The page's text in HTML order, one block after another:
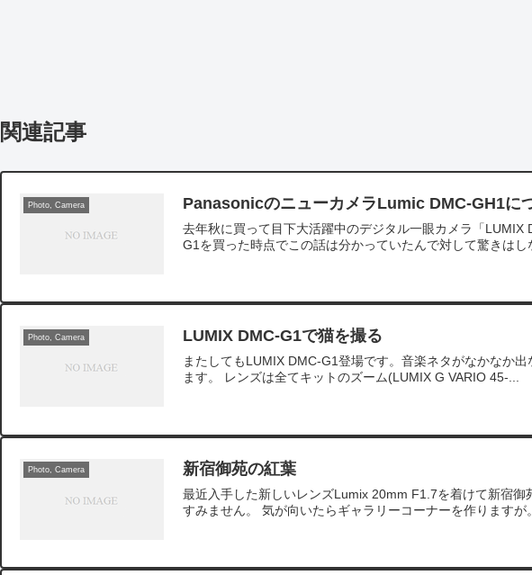
関連記事
Photo, Camera PanasonicのニューカメラLumic DMC-GH1に
去年秋に買って目下大活躍中のデジタル一眼カメラ「
G1を買った時点でこの話は分かっていたんで対して驚きはし
Photo, Camera LUMIX DMC-G1で猫を撮る
またしてもLUMIX DMC-G1登場です。音楽ネタがなかなか
ます。 レンズは全てキットのズーム(LUMIX G VARIO 45-...
Photo, Camera 新宿御苑の紅葉
最近入手した新しいレンズLumix 20mm F1.7を着けて新宿
すみません。 気が向いたらギャラリーコーナーを作りますが